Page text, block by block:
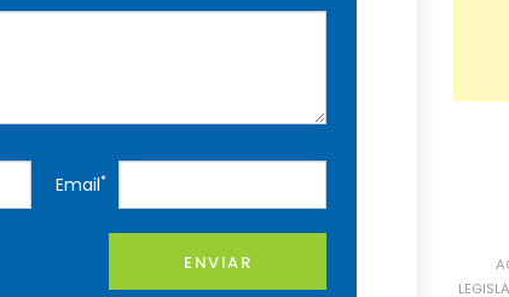
Email*
ENVIAR